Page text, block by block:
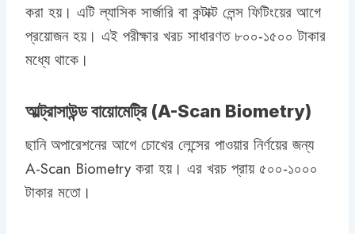
করা হয়। এটি ল্যাসিক সার্জারি বা কন্টাক্ট লেন্স ফিটিংয়ের আগে
প্রয়োজন হয়। এই পরীক্ষার খরচ সাধারণত ৮০০-১৫০০ টাকার
মধ্যে থাকে।
আল্ট্রাসাউন্ড বায়োমেট্রি (A-Scan Biometry)
ছানি অপারেশনের আগে চোখের লেন্সের পাওয়ার নির্ণয়ের জন্য
A-Scan Biometry করা হয়। এর খরচ প্রায় ৫০০-১০০০
টাকার মতো।